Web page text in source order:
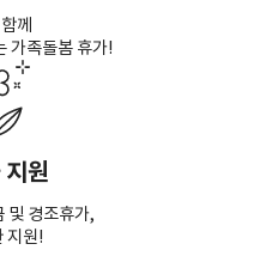
께
가족돌봄 휴가!
원
및 경조휴가,
지원!